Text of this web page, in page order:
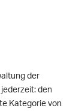
der
den
Kategorie von